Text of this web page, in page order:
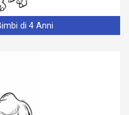
di 4 Anni